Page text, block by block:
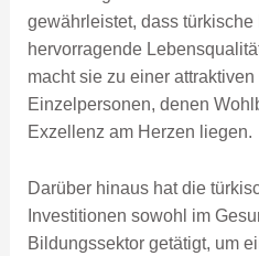
gewährleistet, dass türkische
hervorragende
macht sie zu einer
Einzelpersonen, denen
Exzellenz am Herzen liegen.
Darüber hinaus hat die
Investitionen sowohl im
Bildungssektor getätigt, um